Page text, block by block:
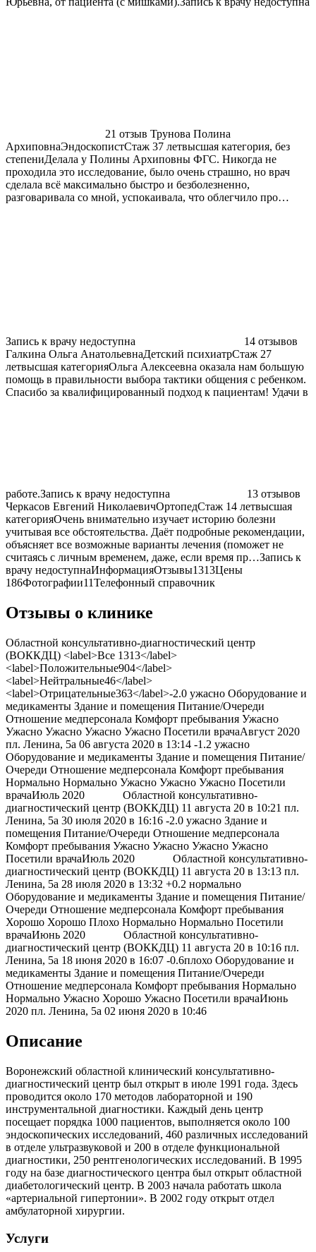
21 отзыв Трунова Полина
АрхиповнаЭндоскопистСтаж 37 летвысшая категория, без
степениДелала у Полины Архиповны ФГС. Никогда не
проходила это исследование, было очень страшно, но врач
сделала всё максимально быстро и безболезненно,
разговаривала со мной, успокаивала, что облегчило про…
Запись к врачу недоступна
14 отзывов
Галкина Ольга АнатольевнаДетский психиатрСтаж 27
летвысшая категорияОльга Алексеевна оказала нам большую
помощь в правильности выбора тактики общения с ребенком.
Спасибо за квалифицированный подход к пациентам! Удачи в
работе.Запись к врачу недоступна
13 отзывов
Черкасов Евгений НиколаевичОртопедСтаж 14 летвысшая
категорияОчень внимательно изучает историю болезни
учитывая все обстоятельства. Даёт подробные рекомендации,
объясняет все возможные варианты лечения (поможет не
считаясь с личным временем, даже, если время пр…Запись к
врачу недоступнаИнформацияОтзывы1313Цены
186Фотографии11Телефонный справочник
Отзывы о клинике
Областной консультативно-диагностический центр
(ВОККДЦ) <label>Все 1313</label>
<label>Положительные904</label>
<label>Нейтральные46</label>
<label>Отрицательные363</label>-2.0 ужасно Оборудование и
медикаменты Здание и помещения Питание/Очереди
Отношение медперсонала Комфорт пребывания Ужасно
Ужасно Ужасно Ужасно Ужасно Посетили врачаАвгуст 2020
пл. Ленина, 5а 06 августа 2020 в 13:14 -1.2 ужасно
Оборудование и медикаменты Здание и помещения Питание/
Очереди Отношение медперсонала Комфорт пребывания
Нормально Нормально Ужасно Ужасно Ужасно Посетили
врачаИюль 2020
Областной консультативно-
диагностический центр (ВОККДЦ) 11 августа 20 в 10:21 пл.
Ленина, 5а 30 июля 2020 в 16:16 -2.0 ужасно Здание и
помещения Питание/Очереди Отношение медперсонала
Комфорт пребывания Ужасно Ужасно Ужасно Ужасно
Посетили врачаИюль 2020
Областной консультативно-
диагностический центр (ВОККДЦ) 11 августа 20 в 13:13 пл.
Ленина, 5а 28 июля 2020 в 13:32 +0.2 нормально
Оборудование и медикаменты Здание и помещения Питание/
Очереди Отношение медперсонала Комфорт пребывания
Хорошо Хорошо Плохо Нормально Нормально Посетили
врачаИюнь 2020
Областной консультативно-
диагностический центр (ВОККДЦ) 11 августа 20 в 10:16 пл.
Ленина, 5а 18 июня 2020 в 16:07 -0.6плохо Оборудование и
медикаменты Здание и помещения Питание/Очереди
Отношение медперсонала Комфорт пребывания Нормально
Нормально Ужасно Хорошо Ужасно Посетили врачаИюнь
2020 пл. Ленина, 5а 02 июня 2020 в 10:46
Описание
Воронежский областной клинический консультативно-
диагностический центр был открыт в июле 1991 года. Здесь
проводится около 170 методов лабораторной и 190
инструментальной диагностики. Каждый день центр
посещает порядка 1000 пациентов, выполняется около 100
эндоскопических исследований, 460 различных исследований
в отделе ультразвуковой и 200 в отделе функциональной
диагностики, 250 рентгенологических исследований. В 1995
году на базе диагностического центра был открыт областной
диабетологический центр. В 2003 начала работать школа
«артериальной гипертонии». В 2002 году открыт отдел
амбулаторной хирургии.
Услуги